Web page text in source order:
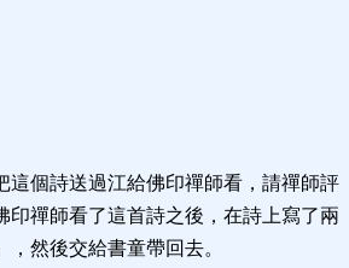
這個詩送過江給佛印禪師看，請禪師評
印禪師看了這首詩之後，在詩上寫了兩
然後交給書童帶回去。